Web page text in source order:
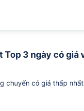
Top 3 ngày có
chuyến có giá thấp